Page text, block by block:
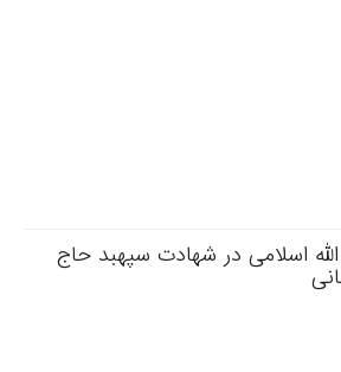
الله اسلامی در شهادت سپهبد حاج